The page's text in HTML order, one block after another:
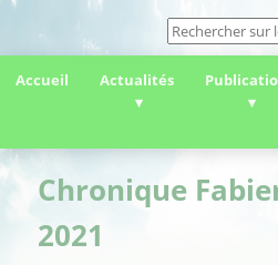
Accueil Actualités
Chronique
2021